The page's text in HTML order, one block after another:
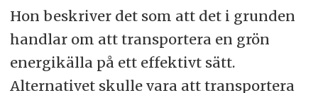
Hon beskriver det som att det i grunden
handlar om att transportera en grön
energikälla på ett effektivt sätt.
Alternativet skulle vara att transportera